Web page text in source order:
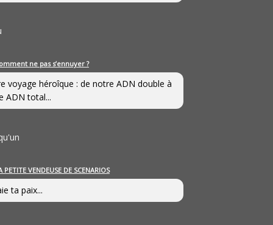
ne pas s’ennuyer ?
voyage héroîque : de notre ADN double à
ADN total...
PETITE VENDEUSE DE SCENARIOS
ta paix...